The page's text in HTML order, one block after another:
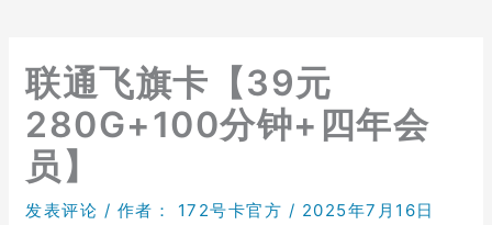
联通飞旗卡【39元
280G+100分钟+四年会
员】
发表评论 / 作者： 172号卡官方 / 2025年7月16日